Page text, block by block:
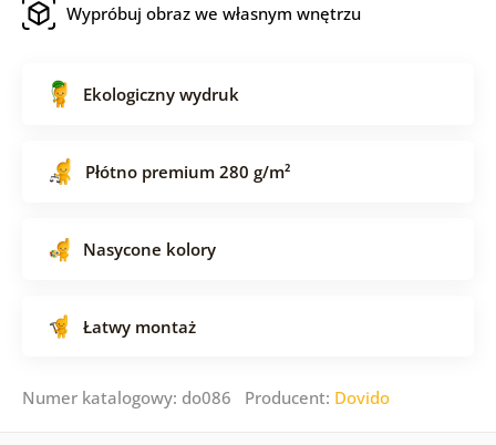
Wypróbuj obraz we własnym wnętrzu
Ekologiczny wydruk
Płótno premium 280 g/m²
Nasycone kolory
Łatwy montaż
Numer katalogowy: do086 Producent: Dovido